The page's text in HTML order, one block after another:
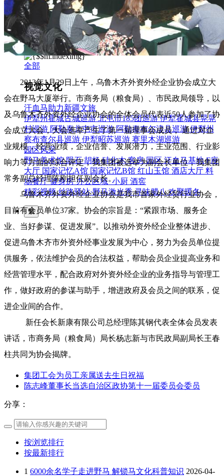
人才理念
人才招聘
社会招聘 校园招聘
视觉文化
全部
视觉文化
汗血马助力新疆文旅
伊犁州霍城古城巡游 北屯市185团巡游 伊犁霍城县晃晃
村巡游 阿勒泰北屯市巡游 阿勒泰布尔津县巡游 伊犁州
察布查尔县巡游 伊犁昭苏巡游 赛里木湖巡游
园区风采
野马美术馆 陨石 胡杨 硅化木 客房 园区 汗血马基地 F座
大厅 国家记忆A馆 国家记忆B馆 红山玉馆 酒店大厅 料
场餐厅 健身房 办公区域 小厨 酒窖
精彩视频 丝路驿站·野马激光秀 寻味腊八 欢聚暖冬
繁
2013年1月29日上午，乌鲁木齐外资外经企业协会成立大
会在野马大厦举行。市商务局（粮食局）、市民政局领导，以
及乌鲁木齐外资外经企业协会的全体会员代表近50人参加了协
会成立大会，大会选举产生了第一届理事会成员， 通过对企
业规模，经营业绩，企业信誉、发展潜力，主业范围、行业影
响力等方面的综合评定，我集团被选举为副会长单位，我集团
常务副总经理陈刚担任副会长。
乌鲁木齐外资外经企业协会是我市首家外经贸行业协会，
目前有会员单位37家。协会的宗旨是：“紧跟市场、服务企
业、当好参谋、促进发展”。以推动外资外经企业整体进步、
促进乌鲁木齐市外资外经事业发展为中心，努力为会员单位提
供服务，依法维护会员的合法权益，帮助会员企业提高业务和
经营管理水平，配合政府对外资外经企业的业务指导与管理工
作，做好政府的参谋与助手，增进政府及会员之间的联系，促
进企业间的合作。
新任会长新康有限公司总经理陈其钢代表全体会员发表
讲话，市商务局（粮食局）局长杨志新与市民政局副局长王春
柱共同为协会揭牌。
集团工会为员工亲属送去生日祝福
陈志峰董事长当选自治区政协第十一届委员会委员
分享：
按浏览排行
按最新排行
1 6000余名学子走进野马 解锁马文化科普知识 2026-04-